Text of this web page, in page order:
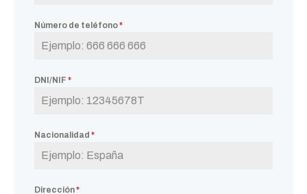
Número de teléfono*
DNI/NIF *
Nacionalidad *
Dirección*